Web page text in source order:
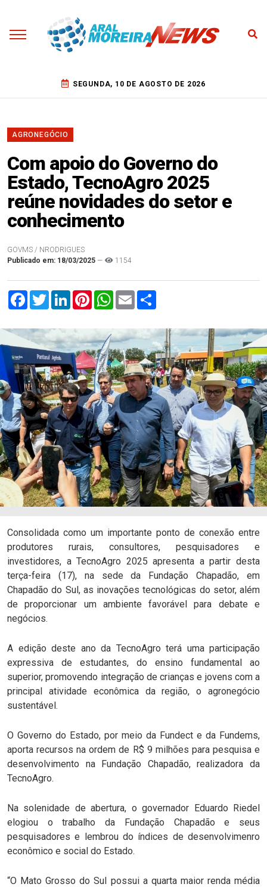
SEGUNDA, 10 DE AGOSTO DE 2026
AGRONEGÓCIO
Com apoio do Governo do
Estado, TecnoAgro 2025
reúne novidades do setor e
conhecimento
GOVMS / NRODRIGUES
Publicado em: 18/03/2025 — 1154
FacebookTwitterLinkedInPinterestWhatsApp
Email
Consolidada como um importante ponto de conexão entre
produtores rurais, consultores, pesquisadores e
investidores, a TecnoAgro 2025 apresenta a partir desta
terça-feira (17), na sede da Fundação Chapadão, em
Chapadão do Sul, as inovações tecnológicas do setor, além
de proporcionar um ambiente favorável para debate e
negócios.
A edição deste ano da TecnoAgro terá uma participação
expressiva de estudantes, do ensino fundamental ao
superior, promovendo integração de crianças e jovens com a
principal atividade econômica da região, o agronegócio
sustentável.
O Governo do Estado, por meio da Fundect e da Fundems,
aporta recursos na ordem de R$ 9 milhões para pesquisa e
desenvolvimento na Fundação Chapadão, realizadora da
TecnoAgro.
Na solenidade de abertura, o governador Eduardo Riedel
elogiou o trabalho da Fundação Chapadão e seus
pesquisadores e lembrou do índices de desenvolvimenro
econômico e social do Estado.
“O Mato Grosso do Sul possui a quarta maior renda média